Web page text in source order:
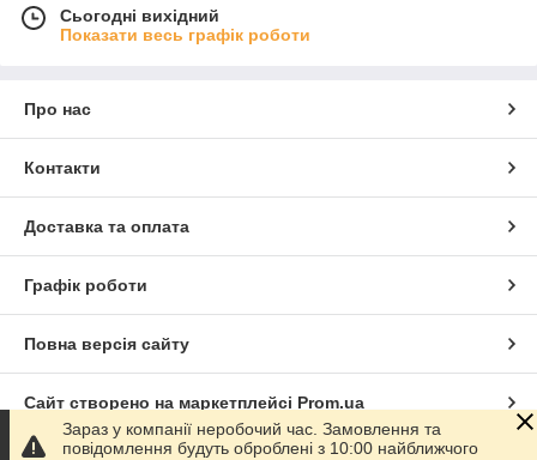
Сьогодні вихідний
Показати весь графік роботи
Про нас
Контакти
Доставка та оплата
Графік роботи
Повна версія сайту
Сайт створено на маркетплейсі Prom.ua
Зараз у компанії неробочий час. Замовлення та
повідомлення будуть оброблені з 10:00 найближчого